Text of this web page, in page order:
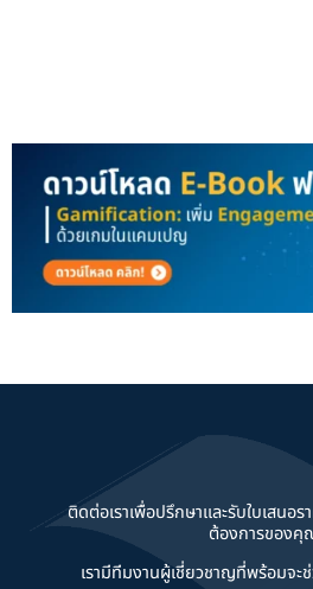
ติดต่อเราเพื่อปรึกษาและรับใบเสนอ
ต้องการของคุ
เรามีทีมงานผู้เชี่ยวชาญที่พร้อมจ